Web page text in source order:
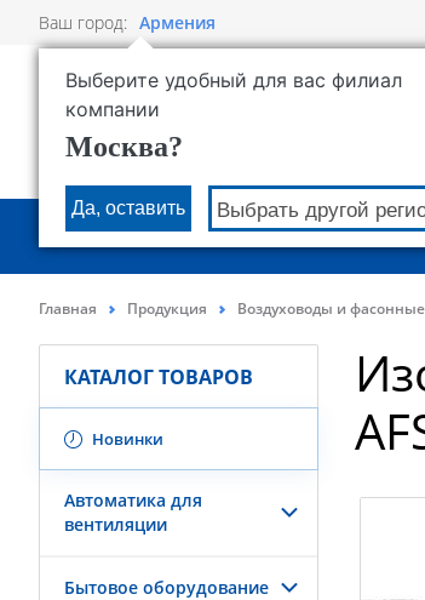
Ваш город: Армения
Выберите удобный для вас филиал
компании
Москва?
Да, оставить Выбрать другой
О КОМПАНИИ
Главная Продукция Воздуховоды и
КАТАЛОГ ТОВАРОВ
Новинки
Автоматика для
вентиляции
Бытовое оборудование